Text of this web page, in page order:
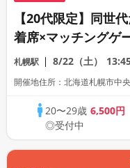
【20代限定】同世
着席×マッチングゲ
ン
札幌駅 8/22（土）
開催地住所：北海道札幌市中
20〜29歳6,500円
◎受付中